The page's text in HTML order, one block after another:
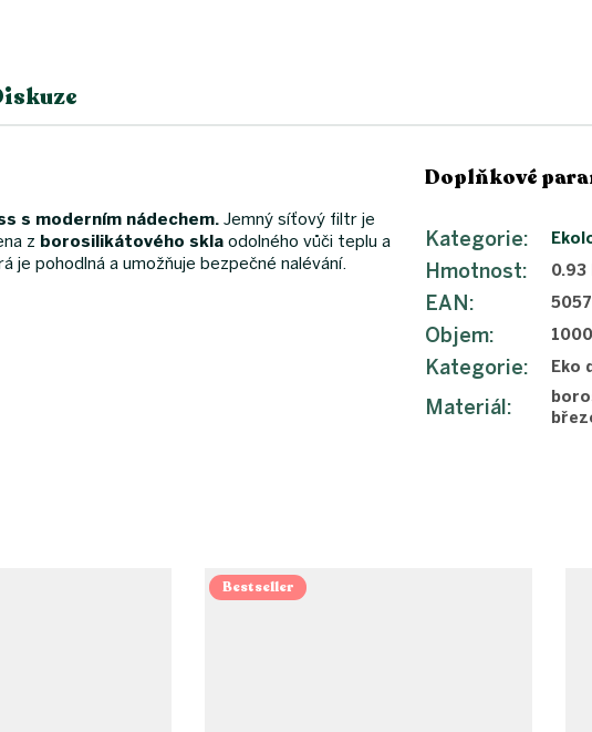
Bestseller
s moderním nádechem. Jemný síťový filtr je
z borosilikátového skla odolného vůči teplu a
pohodlná a umožňuje bezpečné nalévání.
Doplňkové
Kategorie:
Hmotnost: 0.93
EAN:
Objem:
Kategorie: Eko
Materiál: